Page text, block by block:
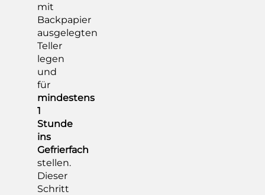
mit
Backpapier
ausgelegten
Teller
legen
und
für
mindestens
1
Stunde
ins
Gefrierfach
stellen.
Dieser
Schritt